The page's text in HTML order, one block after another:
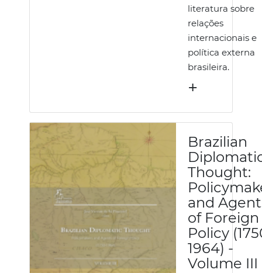
literatura sobre
relações
internacionais e
política externa
brasileira.
+
Brazilian
Thought:
and
of Foreign
Policy
1964) -
Volume III